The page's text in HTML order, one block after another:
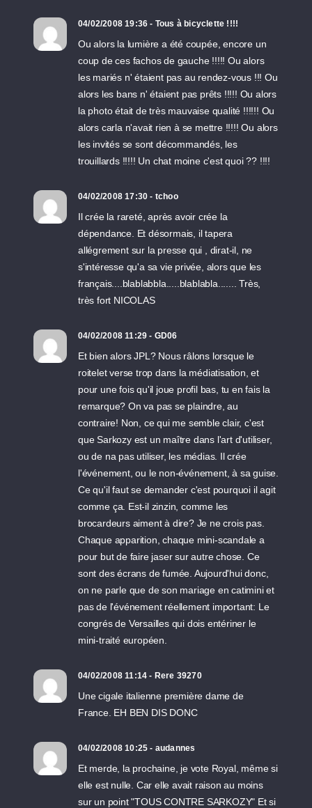
04/02/2008 19:36 - Tous à bicyclette !!!!
Ou alors la lumière a été coupée, encore un
coup de ces fachos de gauche !!!!! Ou alors
les mariés n' étaient pas au rendez-vous !!! Ou
alors les bans n' étaient pas prêts !!!!! Ou alors
la photo était de très mauvaise qualité !!!!!! Ou
alors carla n'avait rien à se mettre !!!!! Ou alors
les invités se sont décommandés, les
trouillards !!!!! Un chat moine c'est quoi ?? !!!!
04/02/2008 17:30 - tchoo
Il crée la rareté, après avoir crée la
dépendance. Et désormais, il tapera
allégrement sur la presse qui , dirat-il, ne
s'intéresse qu'a sa vie privée, alors que les
français....blablabbla.....blablabla....... Très,
très fort NICOLAS
04/02/2008 11:29 - GD06
Et bien alors JPL? Nous râlons lorsque le
roitelet verse trop dans la médiatisation, et
pour une fois qu'il joue profil bas, tu en fais la
remarque? On va pas se plaindre, au
contraire! Non, ce qui me semble clair, c'est
que Sarkozy est un maître dans l'art d'utiliser,
ou de na pas utiliser, les médias. Il crée
l'événement, ou le non-événement, à sa guise.
Ce qu'il faut se demander c'est pourquoi il agit
comme ça. Est-il zinzin, comme les
brocardeurs aiment à dire? Je ne crois pas.
Chaque apparition, chaque mini-scandale a
pour but de faire jaser sur autre chose. Ce
sont des écrans de fumée. Aujourd'hui donc,
on ne parle que de son mariage en catimini et
pas de l'événement réellement important: Le
congrés de Versailles qui dois entériner le
mini-traité européen.
04/02/2008 11:14 - Rere 39270
Une cigale italienne première dame de
France. EH BEN DIS DONC
04/02/2008 10:25 - audannes
Et merde, la prochaine, je vote Royal, même si
elle est nulle. Car elle avait raison au moins
sur un point "TOUS CONTRE SARKOZY" Et si